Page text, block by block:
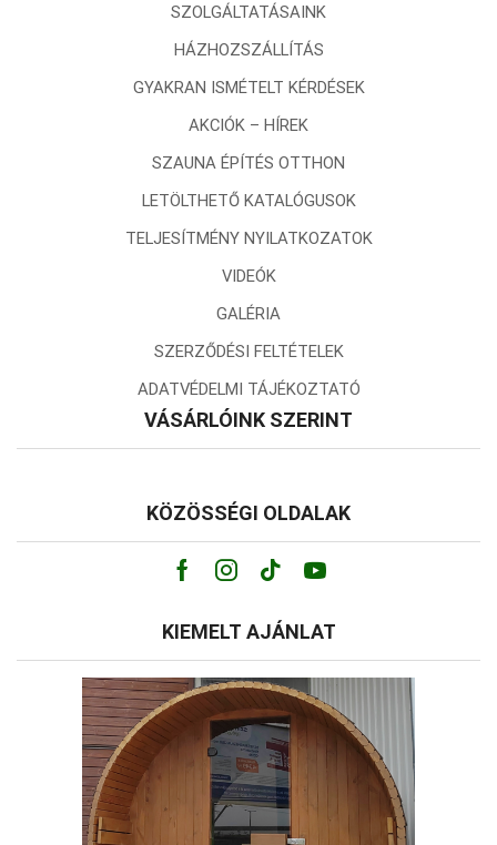
SZOLGÁLTATÁSAINK
HÁZHOZSZÁLLÍTÁS
GYAKRAN ISMÉTELT KÉRDÉSEK
AKCIÓK – HÍREK
SZAUNA ÉPÍTÉS OTTHON
LETÖLTHETŐ KATALÓGUSOK
TELJESÍTMÉNY NYILATKOZATOK
VIDEÓK
GALÉRIA
SZERZŐDÉSI FELTÉTELEK
ADATVÉDELMI TÁJÉKOZTATÓ
VÁSÁRLÓINK SZERINT
KÖZÖSSÉGI OLDALAK
Facebook
Instagram
Tik-
tok
Youtube
KIEMELT AJÁNLAT